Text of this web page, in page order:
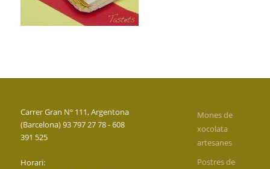
Carrer Gran Nº 111, Argentona
(Barcelona) 93 797 27 78 - 608
391 525
Horari:
Mones de
xocolata
artesanes
Postres de